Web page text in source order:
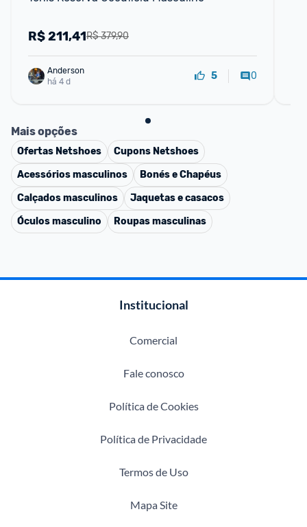
R$ 379,90
R$211,41
Anderson
há 4 d
5 0
Mais opções
Ofertas Netshoes Cupons Netshoes
Acessórios masculinos
Bonés e Chapéus
Calçados masculinos
Jaquetas e casacos
Óculos masculino
Roupas masculinas
Institucional
Comercial
Fale conosco
Política de Cookies
Política de Privacidade
Termos de Uso
Mapa Site